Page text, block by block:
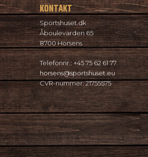
KONTAKT
Sportshuset.dk
Åboulevarden 65
8700 Horsens
Telefonnr.:+45 75 62 61 77
horsens@sportshuset.eu
CVR-nummer:21755575